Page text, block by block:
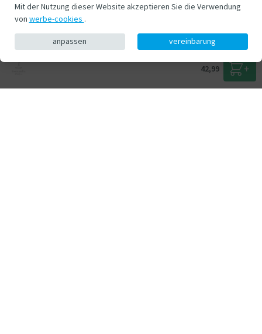
42,99
© Trampolinshop.de 2026
Mit der Nutzung dieser Website akzeptieren Sie die Verwendung
von werbe-cookies .
anpassen vereinbarung